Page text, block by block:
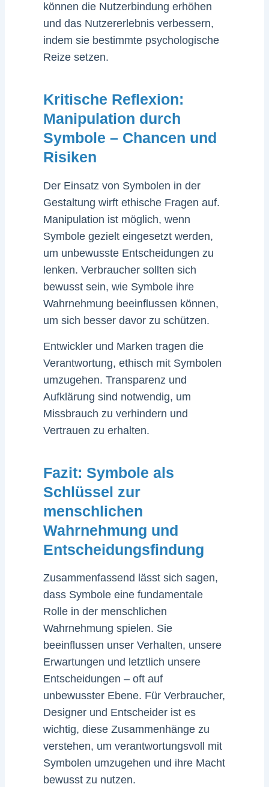
können die Nutzerbindung erhöhen
und das Nutzererlebnis verbessern,
indem sie bestimmte psychologische
Reize setzen.
Kritische Reflexion:
Manipulation durch
Symbole – Chancen und
Risiken
Der Einsatz von Symbolen in der
Gestaltung wirft ethische Fragen auf.
Manipulation ist möglich, wenn
Symbole gezielt eingesetzt werden,
um unbewusste Entscheidungen zu
lenken. Verbraucher sollten sich
bewusst sein, wie Symbole ihre
Wahrnehmung beeinflussen können,
um sich besser davor zu schützen.
Entwickler und Marken tragen die
Verantwortung, ethisch mit Symbolen
umzugehen. Transparenz und
Aufklärung sind notwendig, um
Missbrauch zu verhindern und
Vertrauen zu erhalten.
Fazit: Symbole als
Schlüssel zur
menschlichen
Wahrnehmung und
Entscheidungsfindung
Zusammenfassend lässt sich sagen,
dass Symbole eine fundamentale
Rolle in der menschlichen
Wahrnehmung spielen. Sie
beeinflussen unser Verhalten, unsere
Erwartungen und letztlich unsere
Entscheidungen – oft auf
unbewusster Ebene. Für Verbraucher,
Designer und Entscheider ist es
wichtig, diese Zusammenhänge zu
verstehen, um verantwortungsvoll mit
Symbolen umzugehen und ihre Macht
bewusst zu nutzen.